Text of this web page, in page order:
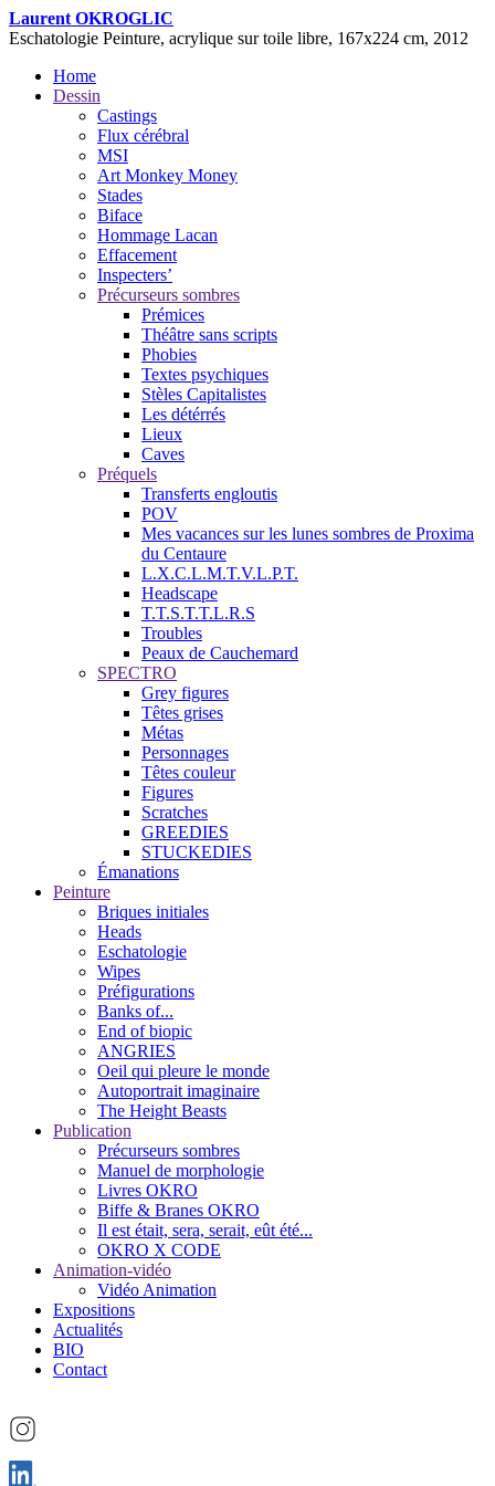
Laurent OKROGLIC
Eschatologie Peinture, acrylique sur toile libre, 167x224 cm, 2012
Home
Dessin
Castings
Flux cérébral
MSI
Art Monkey Money
Stades
Biface
Hommage Lacan
Effacement
Inspecters’
Précurseurs sombres
Prémices
Théâtre sans scripts
Phobies
Textes psychiques
Stèles Capitalistes
Les détérrés
Lieux
Caves
Préquels
Transferts engloutis
POV
Mes vacances sur les lunes sombres de Proxima
du Centaure
L.X.C.L.M.T.V.L.P.T.
Headscape
T.T.S.T.T.L.R.S
Troubles
Peaux de Cauchemard
SPECTRO
Grey figures
Têtes grises
Métas
Personnages
Têtes couleur
Figures
Scratches
GREEDIES
STUCKEDIES
Émanations
Peinture
Briques initiales
Heads
Eschatologie
Wipes
Préfigurations
Banks of...
End of biopic
ANGRIES
Oeil qui pleure le monde
Autoportrait imaginaire
The Height Beasts
Publication
Précurseurs sombres
Manuel de morphologie
Livres OKRO
Biffe & Branes OKRO
Il est était, sera, serait, eût été...
OKRO X CODE
Animation-vidéo
Vidéo Animation
Expositions
Actualités
BIO
Contact